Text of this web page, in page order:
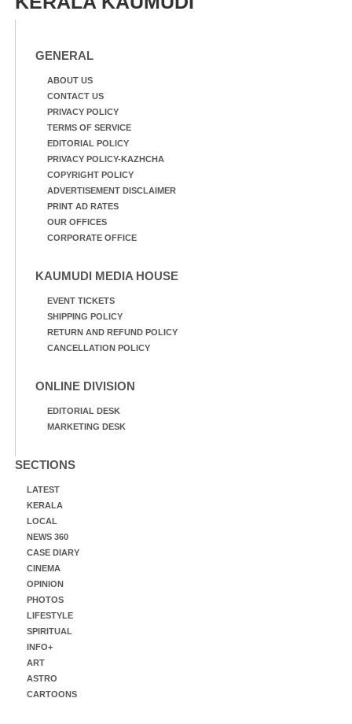
മത്സരത്തിനിടെ സിന്തറ്റിക്
ട്രാക്കിന് കുറുകെ ഓടുന്ന
GENERAL
ABOUT US
CONTACT US
PRIVACY POLICY
TERMS OF SERVICE
EDITORIAL POLICY
PRIVACY POLICY-KAZHCHA
COPYRIGHT POLICY
ADVERTISEMENT DISCLAIMER
PRINT AD RATES
OUR OFFICES
CORPORATE OFFICE
KAUMUDI MEDIA HOUSE
EVENT TICKETS
SHIPPING POLICY
RETURN AND REFUND POLICY
CANCELLATION POLICY
ONLINE DIVISION
EDITORIAL DESK
MARKETING DESK
SECTIONS
LATEST
KERALA
LOCAL
NEWS 360
CASE DIARY
CINEMA
OPINION
PHOTOS
LIFESTYLE
SPIRITUAL
INFO+
ART
ASTRO
CARTOONS